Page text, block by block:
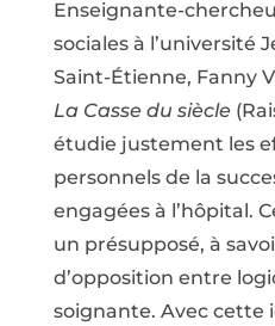
Enseignante-
sociales à l’université
Saint-Étienne, Fanny
La Casse du siècle
étudie justement les
personnels de la
engagées à l’hôpital.
un présupposé, à
d’opposition entre
soignante. Avec cette